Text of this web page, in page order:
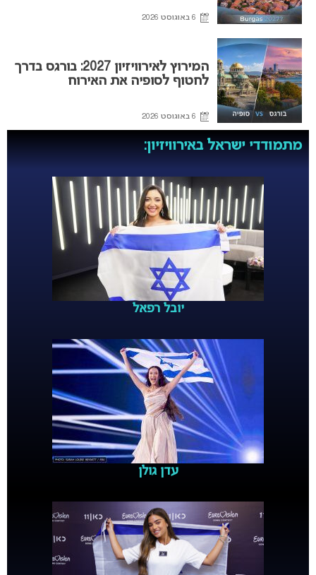
6 באוגוסט 2026
המירוץ לאירוויזיון 2027: בורגס בדרך
לחטוף לסופיה את האירוח
6 באוגוסט 2026
מתמודדי ישראל באירוויזיון:
יובל רפאל
עדן גולן